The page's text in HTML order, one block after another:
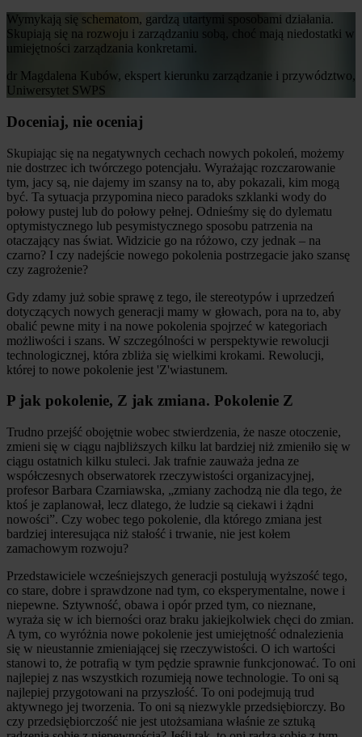
Wymykają się schematom, gardzą utartymi sposobami działania.
Skupiają się na rozwoju i zarządzaniu sobą, choć mają niedostatki w
umiejętności zarządzania konkretami.
dr Magdalena Kubów, ekspert kierunku zarządzanie i przywództwo,
Uniwersytet SWPS
Doceniaj, nie oceniaj
Skupiając się na negatywnych cechach nowych pokoleń, możemy
nie dostrzec ich twórczego potencjału. Wyrażając rozczarowanie
tym, jacy są, nie dajemy im szansy na to, aby pokazali, kim mogą
być. Ta sytuacja przypomina nieco paradoks szklanki wody do
połowy pustej lub do połowy pełnej. Odnieśmy się do dylematu
optymistycznego lub pesymistycznego sposobu patrzenia na
otaczający nas świat. Widzicie go na różowo, czy jednak – na
czarno? I czy nadejście nowego pokolenia postrzegacie jako szansę
czy zagrożenie?
Gdy zdamy już sobie sprawę z tego, ile stereotypów i uprzedzeń
dotyczących nowych generacji mamy w głowach, pora na to, aby
obalić pewne mity i na nowe pokolenia spojrzeć w kategoriach
możliwości i szans. W szczególności w perspektywie rewolucji
technologicznej, która zbliża się wielkimi krokami. Rewolucji,
której to nowe pokolenie jest 'Z'wiastunem.
P jak pokolenie, Z jak zmiana. Pokolenie Z
Trudno przejść obojętnie wobec stwierdzenia, że nasze otoczenie,
zmieni się w ciągu najbliższych kilku lat bardziej niż zmieniło się w
ciągu ostatnich kilku stuleci. Jak trafnie zauważa jedna ze
współczesnych obserwatorek rzeczywistości organizacyjnej,
profesor Barbara Czarniawska, „zmiany zachodzą nie dla tego, że
ktoś je zaplanował, lecz dlatego, że ludzie są ciekawi i żądni
nowości”. Czy wobec tego pokolenie, dla którego zmiana jest
bardziej interesująca niż stałość i trwanie, nie jest kołem
zamachowym rozwoju?
Przedstawiciele wcześniejszych generacji postulują wyższość tego,
co stare, dobre i sprawdzone nad tym, co eksperymentalne, nowe i
niepewne. Sztywność, obawa i opór przed tym, co nieznane,
wyraża się w ich bierności oraz braku jakiejkolwiek chęci do zmian.
A tym, co wyróżnia nowe pokolenie jest umiejętność odnalezienia
się w nieustannie zmieniającej się rzeczywistości. O ich wartości
stanowi to, że potrafią w tym pędzie sprawnie funkcjonować. To oni
najlepiej z nas wszystkich rozumieją nowe technologie. To oni są
najlepiej przygotowani na przyszłość. To oni podejmują trud
aktywnego jej tworzenia. To oni są niezwykle przedsiębiorczy. Bo
czy przedsiębiorczość nie jest utożsamiana właśnie ze sztuką